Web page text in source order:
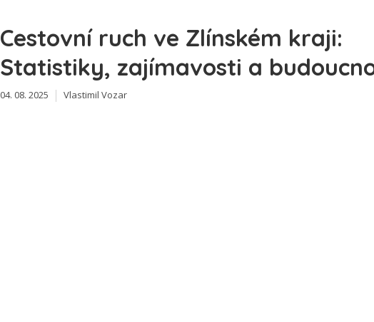
Cestovní ruch ve Zlínském kraji:
Statistiky, zajímavosti a
04. 08. 2025 Vlastimil Vozar